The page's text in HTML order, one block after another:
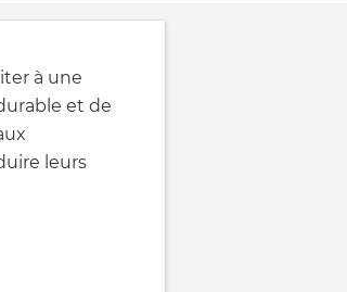
à une
et de
leurs